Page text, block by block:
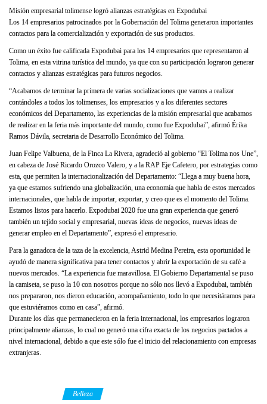
Misión empresarial tolimense logró alianzas estratégicas en Expodubai
Los 14 empresarios patrocinados por la Gobernación del Tolima generaron importantes
contactos para la comercialización y exportación de sus productos.
Como un éxito fue calificada Expodubai para los 14 empresarios que representaron al
Tolima, en esta vitrina turística del mundo, ya que con su participación lograron generar
contactos y alianzas estratégicas para futuros negocios.
“Acabamos de terminar la primera de varias socializaciones que vamos a realizar
contándoles a todos los tolimenses, los empresarios y a los diferentes sectores
económicos del Departamento, las experiencias de la misión empresarial que acabamos
de realizar en la feria más importante del mundo, como fue Expodubai”, afirmó Érika
Ramos Dávila, secretaria de Desarrollo Económico del Tolima.
Juan Felipe Valbuena, de la Finca La Rivera, agradeció al gobierno “El Tolima nos Une”,
en cabeza de José Ricardo Orozco Valero, y a la RAP Eje Cafetero, por estrategias como
esta, que permiten la internacionalización del Departamento: “Llega a muy buena hora,
ya que estamos sufriendo una globalización, una economía que habla de estos mercados
internacionales, que habla de importar, exportar, y creo que es el momento del Tolima.
Estamos listos para hacerlo. Expodubai 2020 fue una gran experiencia que generó
también un tejido social y empresarial, nuevas ideas de negocios, nuevas ideas de
generar empleo en el Departamento”, expresó el empresario.
Para la ganadora de la taza de la excelencia, Astrid Medina Pereira, esta oportunidad le
ayudó de manera significativa para tener contactos y abrir la exportación de su café a
nuevos mercados. “La experiencia fue maravillosa. El Gobierno Departamental se puso
la camiseta, se puso la 10 con nosotros porque no sólo nos llevó a Expodubai, también
nos prepararon, nos dieron educación, acompañamiento, todo lo que necesitáramos para
que estuviéramos como en casa”, afirmó.
Durante los días que permanecieron en la feria internacional, los empresarios lograron
principalmente alianzas, lo cual no generó una cifra exacta de los negocios pactados a
nivel internacional, debido a que este sólo fue el inicio del relacionamiento con empresas
extranjeras.
Belleza